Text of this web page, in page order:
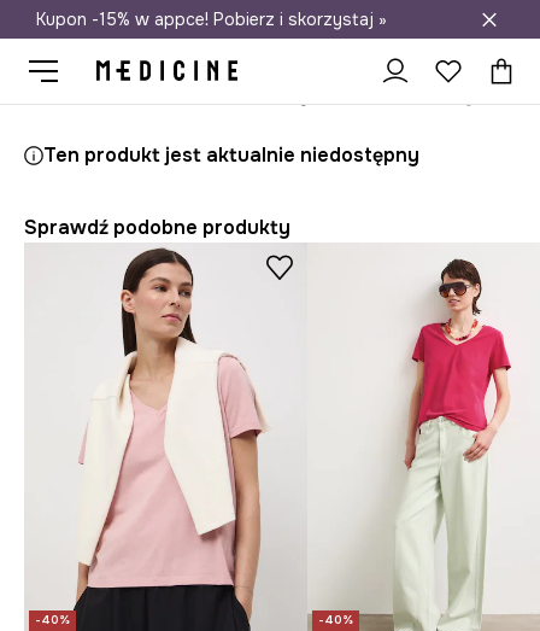
Darmowa dostawa do salonów
Kupon -15% w appce! Pobierz i skorzystaj »
Ten produkt jest aktualnie niedostępny
Sprawdź podobne produkty
-40%
-40%